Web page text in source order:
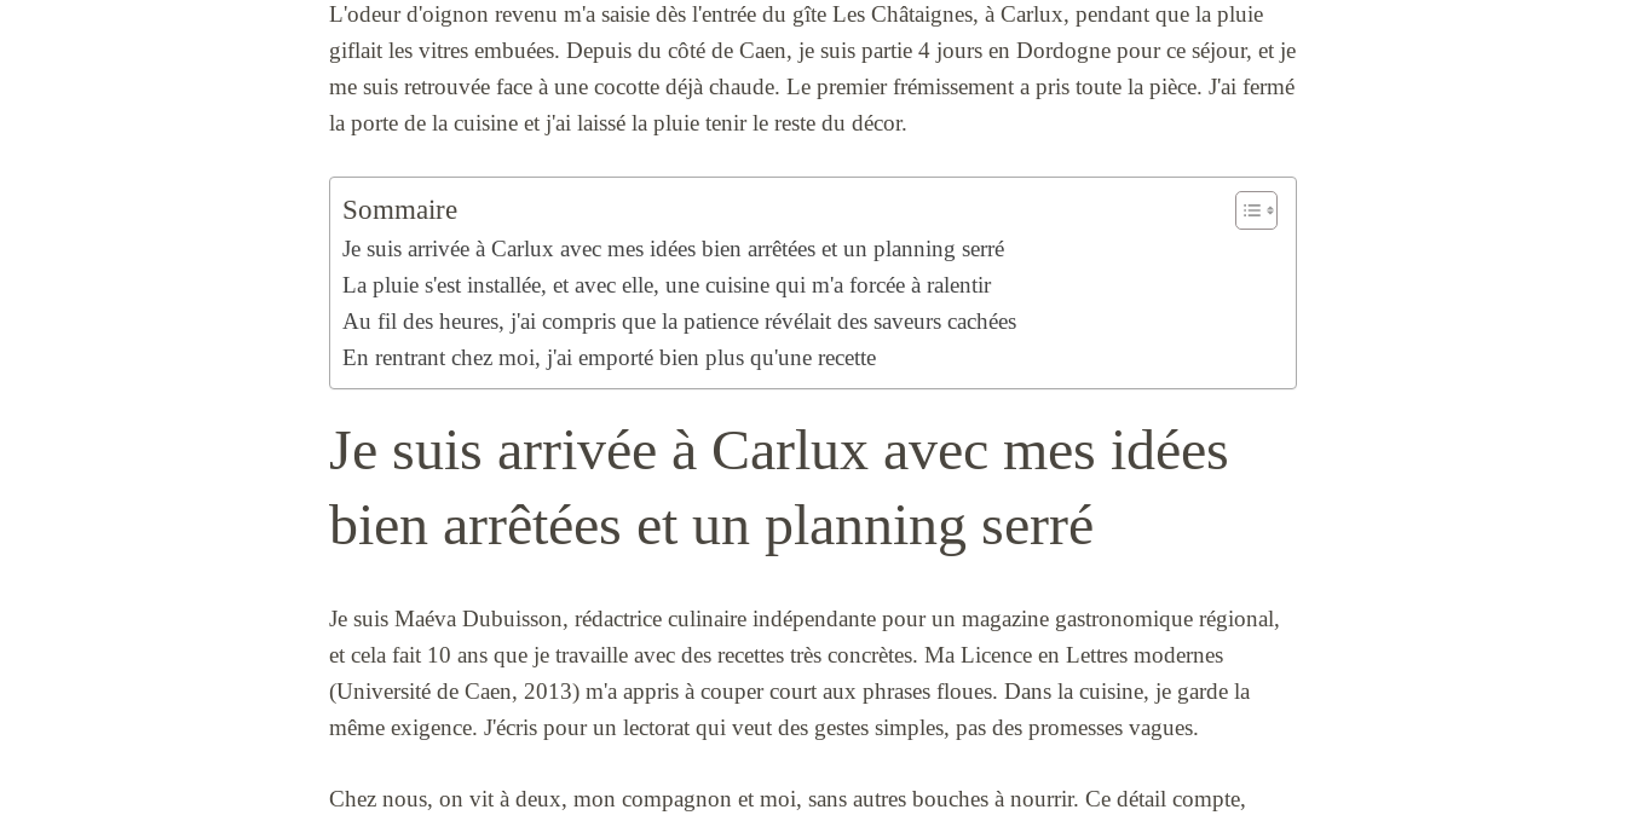
L'odeur d'oignon revenu m'a saisie dès l'entrée du gîte Les Châtaignes, à Carlux, pendant que la pluie
giflait les vitres embuées. Depuis du côté de Caen, je suis partie 4 jours en Dordogne pour ce séjour, et je
me suis retrouvée face à une cocotte déjà chaude. Le premier frémissement a pris toute la pièce. J'ai fermé
la porte de la cuisine et j'ai laissé la pluie tenir le reste du décor.
Sommaire
Je suis arrivée à Carlux avec mes idées bien arrêtées et un planning serré
La pluie s'est installée, et avec elle, une cuisine qui m'a forcée à ralentir
Au fil des heures, j'ai compris que la patience révélait des saveurs cachées
En rentrant chez moi, j'ai emporté bien plus qu'une recette
Je suis arrivée à Carlux avec mes idées
bien arrêtées et un planning serré
Je suis Maéva Dubuisson, rédactrice culinaire indépendante pour un magazine gastronomique régional,
et cela fait 10 ans que je travaille avec des recettes très concrètes. Ma Licence en Lettres modernes
(Université de Caen, 2013) m'a appris à couper court aux phrases floues. Dans la cuisine, je garde la
même exigence. J'écris pour un lectorat qui veut des gestes simples, pas des promesses vagues.
Chez nous, on vit à deux, mon compagnon et moi, sans autres bouches à nourrir. Ce détail compte,